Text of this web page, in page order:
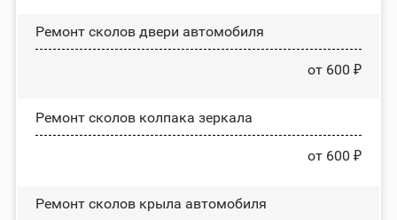
Ремонт сколов двери автомобиля
от 600 ₽
Ремонт сколов колпака зеркала
от 600 ₽
Ремонт сколов крыла автомобиля